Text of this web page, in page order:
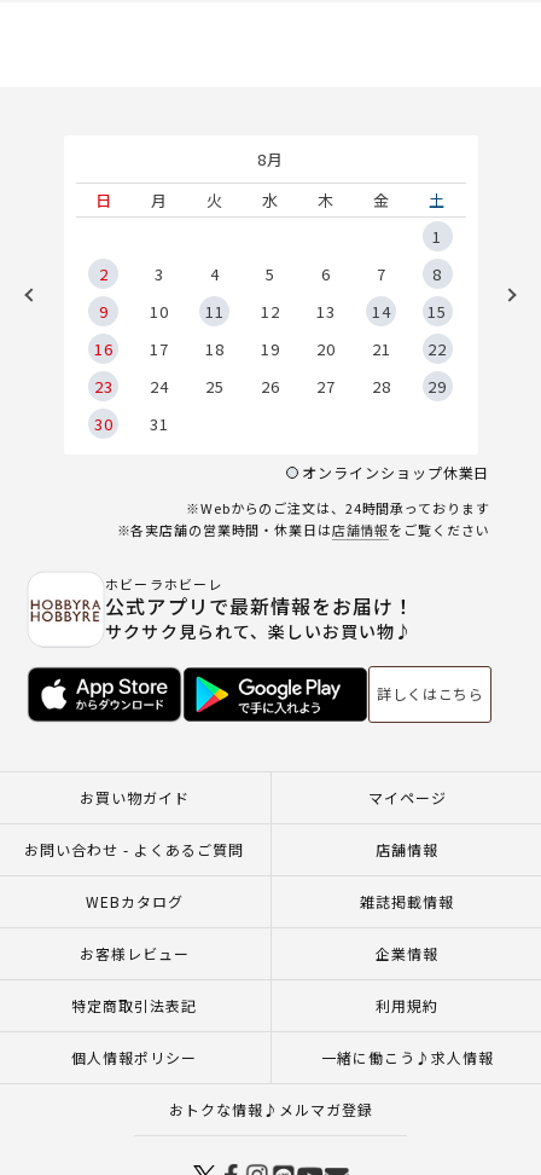
8月
日
月 火 水 木 金
土
1
2
3 4 5 6 7
8
9
10 11 12 13 14
15
16
17 18 19 20 21
22
23
24 25 26 27 28
29
30
31
オンラインショップ休業日
※Webからのご注文は、24時間承っております
※各実店舗の営業時間・休業日は店舗情報をご覧ください
ホビーラホビーレ
公式アプリで最新情報をお届け！
サクサク見られて、楽しいお買い物♪
詳しくはこちら
お買い物ガイド マイページ
お問い合わせ - よくあるご質問 店舗情報
WEBカタログ 雑誌掲載情報
お客様レビュー 企業情報
特定商取引法表記 利用規約
個人情報ポリシー 一緒に働こう♪求人情報
おトクな情報♪メルマガ登録